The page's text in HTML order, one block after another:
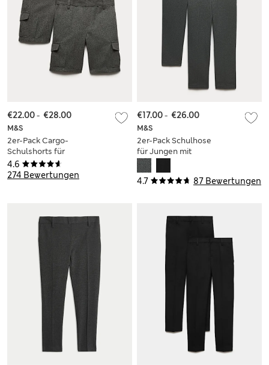
4.6
274 Bewertungen
M&S
2er-Pack Cargo-
Schulshorts für
Jungen (2–14 Jahre)
€22.00- €28.00
4.7 87 Bewertungen
M&S
2er-Pack Schulhose
für Jungen mit
normalem Bein in
Übergröße
€17.00- €26.00